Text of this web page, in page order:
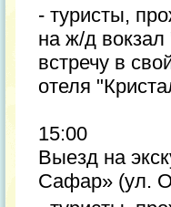
- туристы,
на ж/д
встречу в
отеля
15:00
Выезд на
Сафар» (ул.